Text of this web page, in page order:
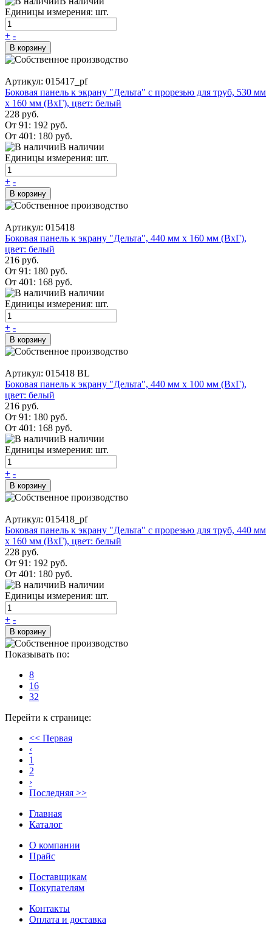
Единицы измерения: шт.
+ -
В корзину
Артикул: 015417_pf
Боковая панель к экрану "Дельта" с прорезью для труб, 530 мм
х 160 мм (ВхГ), цвет: белый
228 руб.
От 91: 192 руб.
От 401: 180 руб.
В наличии
Единицы измерения: шт.
+ -
В корзину
Артикул: 015418
Боковая панель к экрану "Дельта", 440 мм х 160 мм (ВхГ),
цвет: белый
216 руб.
От 91: 180 руб.
От 401: 168 руб.
В наличии
Единицы измерения: шт.
+ -
В корзину
Артикул: 015418 BL
Боковая панель к экрану "Дельта", 440 мм х 100 мм (ВхГ),
цвет: белый
216 руб.
От 91: 180 руб.
От 401: 168 руб.
В наличии
Единицы измерения: шт.
+ -
В корзину
Артикул: 015418_pf
Боковая панель к экрану "Дельта" с прорезью для труб, 440 мм
х 160 мм (ВхГ), цвет: белый
228 руб.
От 91: 192 руб.
От 401: 180 руб.
В наличии
Единицы измерения: шт.
+ -
В корзину
Показывать по:
8
16
32
Перейти к странице:
<< Первая
‹
1
2
›
Последняя >>
Главная
Каталог
О компании
Прайс
Поставщикам
Покупателям
Контакты
Оплата и доставка